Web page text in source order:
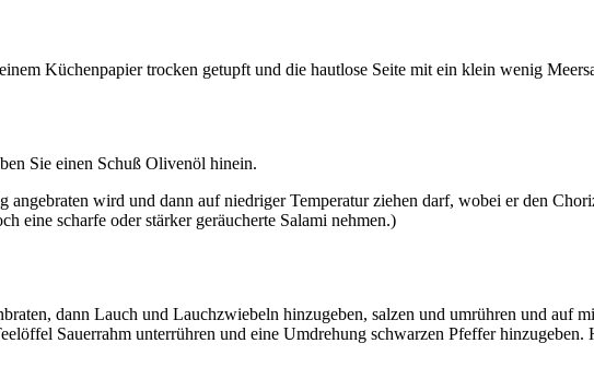
Küchenpapier trocken getupft und die hautlose Seite mit ein klein wenig
Sie einen Schuß Olivenöl hinein.
wird und dann auf niedriger Temperatur ziehen darf, wobei er den
eine scharfe oder stärker geräucherte Salami nehmen.)
dann Lauch und Lauchzwiebeln hinzugeben, salzen und umrühren und auf
Sauerrahm unterrühren und eine Umdrehung schwarzen Pfeffer hinzugeben.